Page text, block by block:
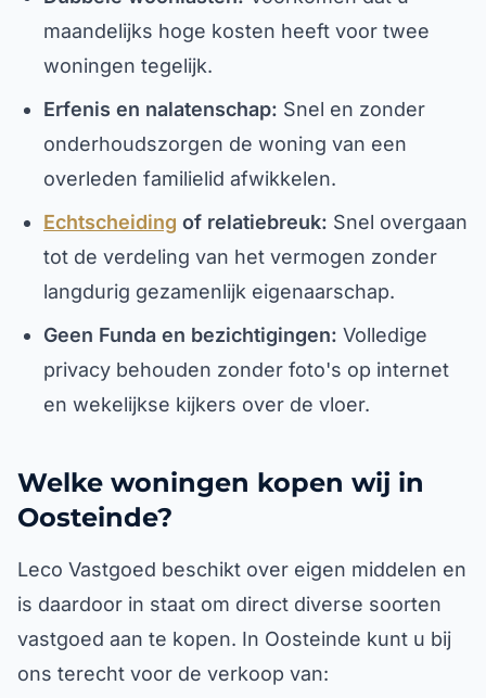
maandelijks hoge kosten heeft voor twee
woningen tegelijk.
Erfenis en nalatenschap: Snel en zonder
onderhoudszorgen de woning van een
overleden familielid afwikkelen.
Echtscheiding of relatiebreuk: Snel overgaan
tot de verdeling van het vermogen zonder
langdurig gezamenlijk eigenaarschap.
Geen Funda en bezichtigingen: Volledige
privacy behouden zonder foto's op internet
en wekelijkse kijkers over de vloer.
Welke woningen kopen wij in
Oosteinde?
Leco Vastgoed beschikt over eigen middelen en
is daardoor in staat om direct diverse soorten
vastgoed aan te kopen. In Oosteinde kunt u bij
ons terecht voor de verkoop van: